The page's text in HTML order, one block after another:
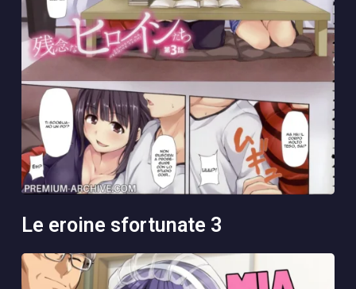
le eroine sfortunate 3